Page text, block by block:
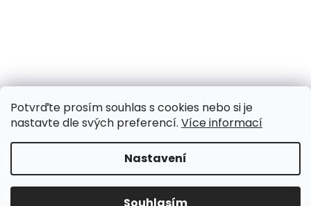
Potvrďte prosím souhlas s cookies nebo si je
nastavte dle svých preferencí. Více informací
Nastavení